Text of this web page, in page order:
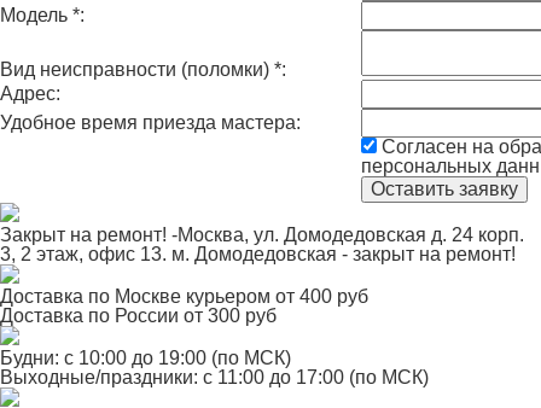
Модель *:
Вид неисправности (поломки) *:
Адрес:
Удобное время приезда мастера:
Согласен на
персональных
Закрыт на ремонт! -Москва, ул. Домодедовская д. 24 корп.
3, 2 этаж, офис 13. м. Домодедовская - закрыт на ремонт!
Доставка по Москве курьером от 400 руб
Доставка по России от 300 руб
Будни: с 10:00 до 19:00 (по МСК)
Выходные/праздники: с 11:00 до 17:00 (по МСК)